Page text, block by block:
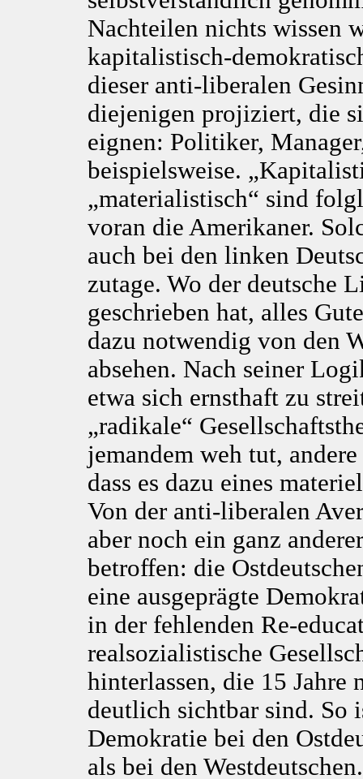
Nachteilen nichts wissen
kapitalistisch-
dieser anti-liberalen
diejenigen projiziert, die
eignen: Politiker,
beispielsweise.
„materialistisch“ sind
voran die Amerikaner.
auch bei den linken
zutage. Wo der deutsche
geschrieben hat, alles
dazu notwendig von den
absehen. Nach seiner
etwa sich ernsthaft zu
„radikale“
jemandem weh tut,
dass es dazu eines
Von der anti-liberalen
aber noch ein ganz
betroffen: die
eine ausgeprägte
in der fehlenden Re-
realsozialistische
hinterlassen, die 15 Jahre
deutlich sichtbar sind. So
Demokratie bei den
als bei den